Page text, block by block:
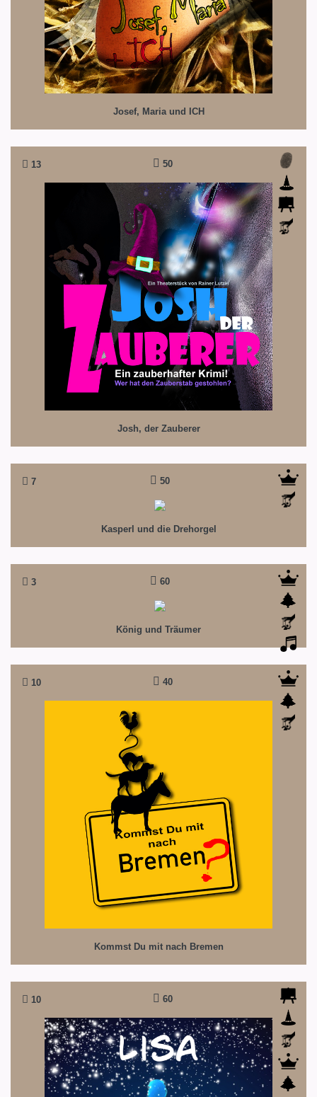
Josef, Maria und ICH
13 50
Josh, der Zauberer
Josh, der Zauberer
Wer hat den Zauberstab gestohlen?
7 50
Kasperl und die Drehorgel
Kasperl und die Drehorgel
Ein neues Abenteuer für das Kasperletheater
3 60
König und Träumer
König und Träumer
Wenn man die Welt entdecken will...
10 40
Kommst Du mit nach Bremen
Kommst Du mit nach Bremen
Nach den berühmten 'Bremer Stadtmusikanten'
10 60